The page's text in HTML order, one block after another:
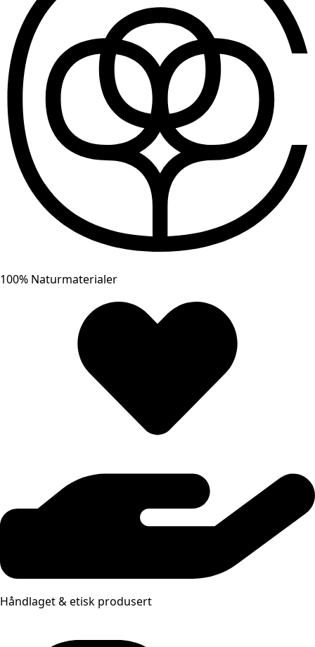
100% Naturmaterialer
Håndlaget & etisk produsert